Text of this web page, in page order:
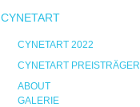
CYNETART
CYNETART 2022
CYNETART PREISTRÄGER
ABOUT
GALERIE